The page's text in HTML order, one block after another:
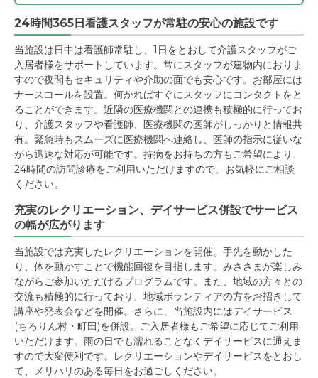
24時間365日看護スタッフが常駐の安心の施設です
当施設は日中は看護師常駐し、1日をとおして介護スタッフがご
入居者様をサポートしています。常にスタッフが建物内におりま
すので夜間もセキュリティや介助の面でも安心です。お部屋には
ナースコールを設置。何かればすぐにスタッフにコンタクトをと
ることができます。近隣の医療機関との連携も積極的に行ってお
り、介護スタッフや看護師、医療機関の医師がしっかりと情報共
有。緊急時もスムーズに医療機関へ連絡し、医師の指示に従いな
がら迅速な対応が可能です。持病をお持ちの方もご希望により、
24時間の訪問診療をご利用いただけますので、お気軽にご相談
ください。
充実のレクリエーション、デイサービス併設でサービス
の幅が広がります
当施設では充実したレクリエーションを開催。手先を動かした
り、体を動かすことで機能回復を目指します。みささまが楽しみ
ながらご参加いただけるプログラムです。また、地域の方々との
交流も積極的に行っており、地域ボランティアの方をお招きして
講座や発表会などを開催。さらに、当施設内にはデイサービス
(ちろりん村・町田)を併設。ご入居者様もご希望に応じてご利用
いただけます。雨の日でも濡れることなくデイサービスに通えま
すので大変便利です。レクリエーションやデイサービスをとおし
て、メリハリのある毎日をお過ごしください。